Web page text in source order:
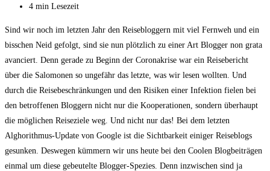
zuletzt
am:
Lesedauer:
4 min Lesezeit
Sind wir noch im letzten Jahr den Reisebloggern mit viel Fernweh und ein
bisschen Neid gefolgt, sind sie nun plötzlich zu einer Art Blogger non grata
avanciert. Denn gerade zu Beginn der Coronakrise war ein Reisebericht
über die Salomonen so ungefähr das letzte, was wir lesen wollten. Und
durch die Reisebeschränkungen und den Risiken einer Infektion fielen bei
den betroffenen Bloggern nicht nur die Kooperationen, sondern überhaupt
die möglichen Reiseziele weg. Und nicht nur das! Bei dem letzten
Alghorithmus-Update von Google ist die Sichtbarkeit einiger Reiseblogs
gesunken. Deswegen kümmern wir uns heute bei den Coolen Blogbeiträgen
einmal um diese gebeutelte Blogger-Spezies. Denn inzwischen sind ja